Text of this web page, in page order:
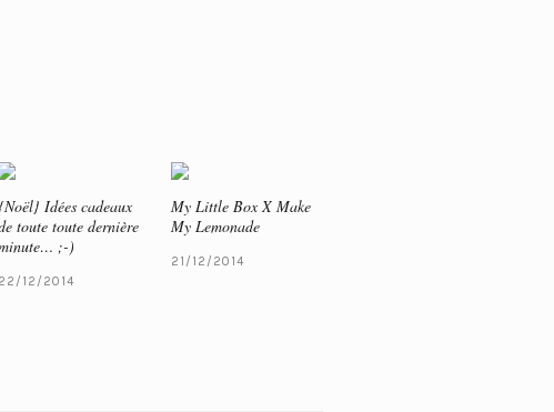
{Noël} Idées cadeaux
toute toute dernière
;-)
22/12/2014
My Little Box X Make
My Lemonade
21/12/2014